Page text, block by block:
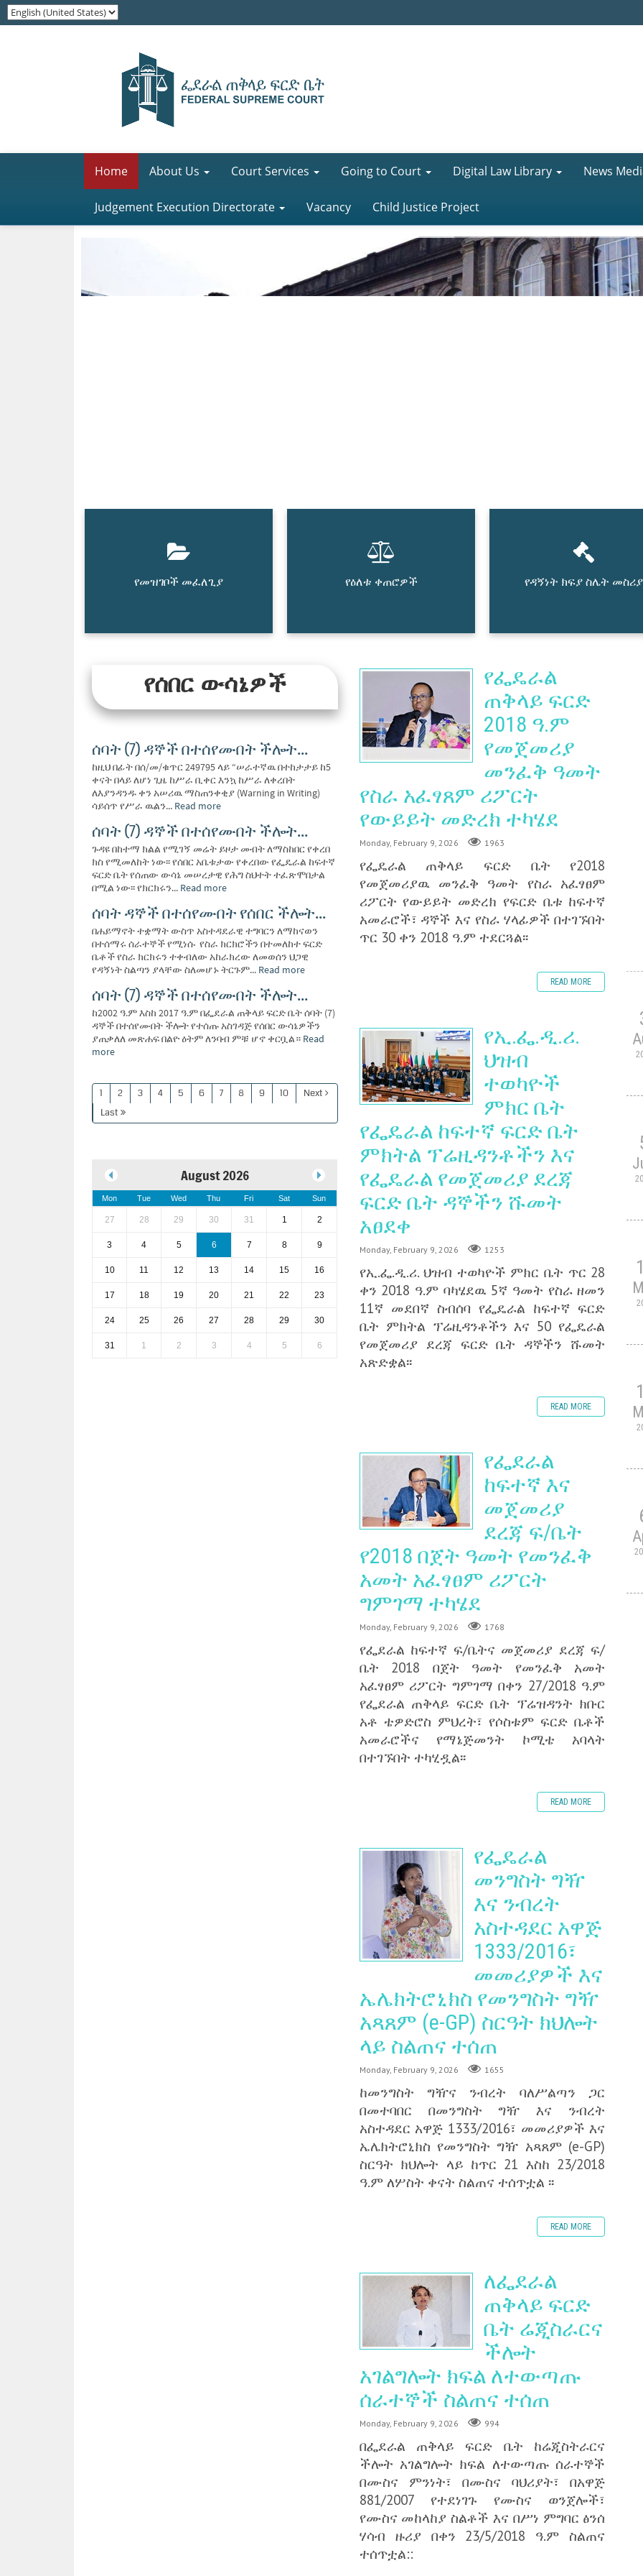
Home About Us Court Services Going to Court Digital Law Library News
Judgement Execution Directorate Vacancy Child Justice Project
የመዝገቦች መፈለጊያ የዕለቱ ቀጠሮዎች የዳኝነት ክፍያ ስሌት መስሪያ
የሰበር ውሳኔዎች
ሰባት (7) ዳኞች በተሰየሙበት ችሎት...
ከዚህ በፊት በሰ/መ/ቁጥር 249795 ላይ “ሠራተኛዉ በተከታታይ ከ5
ቀናት በላይ ለሆነ ጊዜ ከሥራ ቢቀር እንኳ ከሥራ ለቀረበት
ለእያንዳንዱ ቀን አሠሪዉ ማስጠንቀቂያ (Warning in Writing)
ሳይሰጥ የሥራ ዉልን... Read more
ሰባት (7) ዳኞች በተሰየሙበት ችሎት...
ጉዳዩ በከተማ ክልል የሚገኝ መሬት ይዞታ መብት ለማስከበር የቀረበ
ክስ የሚመለከት ነው፡፡ የሰበር አቤቱታው የቀረበው የፌዴራል ከፍተኛ
ፍርድ ቤት የሰጠው ውሳኔ መሠረታዊ የሕግ ስህተት ተፈጽሞበታል
በሚል ነው፡፡ የክርክሩን... Read more
ሰባት ዳኞች በተሰየሙበት የሰበር ችሎት...
በሐይማኖት ተቋማት ውስጥ አስተዳደራዊ ተግባርን ለማከናወን
በተሰማሩ ሰራተኞች የሚነሱ የስራ ክርክሮችን በተመለከተ ፍርድ
ቤቶች የስራ ክርክሩን ተቀብለው አከራክረው ለመወሰን ህጋዊ
የዳኝነት ስልጣን ያላቸው ስለመሆኑ ትርጉም... Read more
ሰባት (7) ዳኞች በተሰየሙበት ችሎት...
ከ2002 ዓ.ም እስከ 2017 ዓ.ም በፌደራል ጠቅላይ ፍርድ ቤት ሰባት (7)
ዳኞች በተሰየሙበት ችሎት የተሰጡ አስገዳጅ የሰበር ውሳኔዎችን
ያጠቃለለ መጽሐፍ በልዮ ዕትም ለንባብ ምቹ ሆኖ ቀርቧል። Read
more
1 2 3 4 5 6 7 8 9 10
Next
Last
August 2026
Mon Tue Wed Thu Fri Sat Sun
27 28 29 30 31 1 2
3 4 5 6 7 8 9
10 11 12 13 14 15 16
17 18 19 20 21 22 23
24 25 26 27 28 29 30
31 1 2 3 4 5 6
የፌዴራል
ጠቅላይ ፍርድ
2018 ዓ.ም
የመጀመሪያ
መንፈቅ ዓመት
የስራ አፈፃጸም ሪፖርት
የውይይት መድረክ ተካሄደ
Monday, February 9, 2026 1963
የፌዴራል ጠቅላይ ፍርድ ቤት የ2018
የመጀመሪያዉ መንፈቅ ዓመት የስራ አፈፃፀም
ሪፖርት የውይይት መድረክ የፍርድ ቤቱ ከፍተኛ
አመራሮች፣ ዳኞች እና የስራ ሃላፊዎች በተገኙበት
ጥር 30 ቀን 2018 ዓ.ም ተደርጓል፡፡
READ MORE
የኢ.ፌ.ዲ.ሪ.
ህዝብ
ተወካዮች
ምክር ቤት
የፌዴራል ከፍተኛ ፍርድ ቤት
ምክትል ፕሬዚዳንቶችን እና
የፌዴራል የመጀመሪያ ደረጃ
ፍርድ ቤት ዳኞችን ሹመት
አፀደቀ
Monday, February 9, 2026 1253
የኢ.ፌ.ዲ.ሪ. ህዝብ ተወካዮች ምክር ቤት ጥር 28
ቀን 2018 ዓ.ም ባካሄደዉ 5ኛ ዓመት የስራ ዘመን
11ኛ መደበኛ ስብሰባ የፌዴራል ከፍተኛ ፍርድ
ቤት ምክትል ፕሬዚዳንቶችን እና 50 የፌዴራል
የመጀመሪያ ደረጃ ፍርድ ቤት ዳኞችን ሹመት
አጽድቋል፡፡
READ MORE
የፌደራል
ከፍተኛ እና
መጀመሪያ
ደረጃ ፍ/ቤት
የ2018 በጀት ዓመት የመንፈቅ
አመት አፈፃፀም ሪፖርት
ግምገማ ተካሄደ
Monday, February 9, 2026 1768
የፌደራል ከፍተኛ ፍ/ቤትና መጀመሪያ ደረጃ ፍ/
ቤት 2018 በጀት ዓመት የመንፈቅ አመት
አፈፃፀም ሪፖርት ግምገማ በቀን 27/2018 ዓ.ም
የፌደራል ጠቅላይ ፍርድ ቤት ፕሬዝዳንት ክቡር
አቶ ቴዎድሮስ ምህረት፣ የሶስቱም ፍርድ ቤቶች
አመራሮችና የማኔጅመንት ኮሚቴ አባላት
በተገኙበት ተካሂዷል፡፡
READ MORE
የፌዴራል
መንግስት ግዥ
እና ንብረት
አስተዳደር አዋጅ
1333/2016፣
መመሪያዎች እና
ኤሌክትሮኒክስ የመንግስት ግዥ
አጻጸም (e-GP) ስርዓት ክህሎት
ላይ ስልጠና ተሰጠ
Monday, February 9, 2026 1655
ከመንግስት ግዥና ንብረት ባለሥልጣን ጋር
በመተባበር በመንግስት ግዥ እና ንብረት
አስተዳደር አዋጅ 1333/2016፣ መመሪያዎች እና
ኤሌክትሮኒክስ የመንግስት ግዥ አጻጸም (e-GP)
ስርዓት ክህሎት ላይ ከጥር 21 እስከ 23/2018
ዓ.ም ለሦስት ቀናት ስልጠና ተሰጥቷል ፡፡
READ MORE
ለፌደራል
ጠቅላይ ፍርድ
ቤት ሬጂስራርና
ችሎት
አገልግሎት ክፍል ለተውጣጡ
ሰራተኞች ስልጠና ተሰጠ
Monday, February 9, 2026 994
በፌደራል ጠቅላይ ፍርድ ቤት ከሬጂስትራርና
ችሎት አገልግሎት ክፍል ለተውጣጡ ሰራተኞች
በሙስና ምንነት፣ በሙስና ባህሪያት፣ በአዋጅ
881/2007 የተደነገጉ የሙስና ወንጀሎች፣
የሙስና መከላከያ ስልቶች እና በሥነ ምግባር ፅንሰ
ሃሳብ ዙሪያ በቀን 23/5/2018 ዓ.ም ስልጠና
ተሰጥቷል::